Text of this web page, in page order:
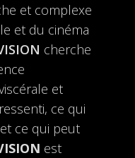
et complexe
et du cinéma
cherche
et
ce qui
ce qui peut
est